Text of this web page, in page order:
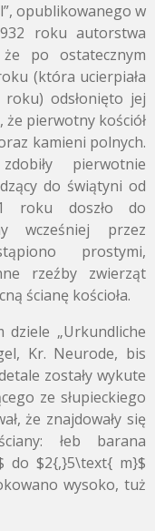
opublikowanego w
roku autorstwa
po ostatecznym
(która ucierpiała
odsłonięto jej
że pierwotny kościół
kamieni polnych.
pierwotnie
do świątyni od
roku doszło do
wcześniej przez
prostymi,
rzeźby zwierząt
ścianę kościoła.
„Urkundliche
Kr. Neurode, bis
zostały wykute
ze słupieckiego
że znajdowały się
łeb barana
do $2{,}5\text{ m}$
wysoko, tuż